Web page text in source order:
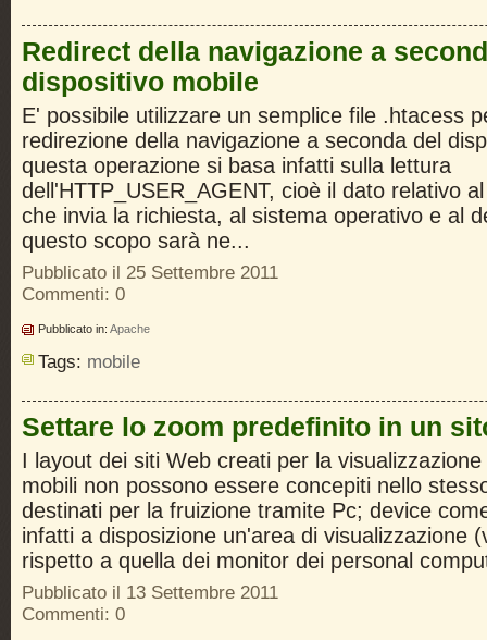
Redirect della navigazione a
dispositivo mobile
E' possibile utilizzare un semplice file .htacess
redirezione della navigazione a seconda del
questa operazione si basa infatti sulla lettura
dell'HTTP_USER_AGENT, cioè il dato relativo
che invia la richiesta, al sistema operativo e al
questo scopo sarà ne...
Pubblicato il 25 Settembre 2011
Commenti: 0
Pubblicato in: Apache
Tags: mobile
Settare lo zoom predefinito in un
I layout dei siti Web creati per la
mobili non possono essere concepiti nello
destinati per la fruizione tramite Pc; device
infatti a disposizione un'area di visualizzazione
rispetto a quella dei monitor dei personal
Pubblicato il 13 Settembre 2011
Commenti: 0